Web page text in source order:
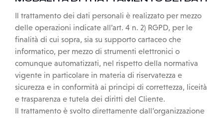
Il trattamento dei dati personali è realizzato per mezzo
delle operazioni indicate all’art. 4 n. 2) RGPD, per le
finalità di cui sopra, sia su supporto cartaceo che
informatico, per mezzo di strumenti elettronici o
comunque automatizzati, nel rispetto della normativa
vigente in particolare in materia di riservatezza e
sicurezza e in conformità ai principi di correttezza, liceità
e trasparenza e tutela dei diritti del Cliente.
Il trattamento è svolto direttamente dall’organizzazione